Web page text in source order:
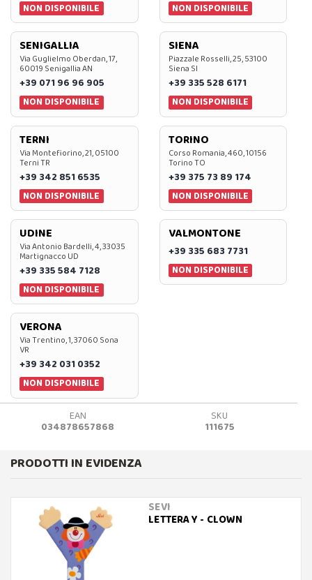
NON DISPONIBILE NON DISPONIBILE
SENIGALLIA
Via Guglielmo Oberdan, 17,
60019 Senigallia AN
+39 071 96 96 905
NON DISPONIBILE
SIENA
Piazzale Rosselli, 25, 53100
Siena SI
+39 335 528 6171
NON DISPONIBILE
TERNI
Via Montefiorino, 21, 05100
Terni TR
+39 342 851 6535
NON DISPONIBILE
TORINO
Corso Romania, 460, 10156
Torino TO
+39 375 73 89 174
NON DISPONIBILE
UDINE
Via Antonio Bardelli, 4, 33035
Martignacco UD
+39 335 584 7128
NON DISPONIBILE
VALMONTONE
+39 335 683 7731
NON DISPONIBILE
VERONA
Via Trentino, 1, 37060 Sona
VR
+39 342 031 0352
NON DISPONIBILE
EAN
034878657868
SKU
111675
PRODOTTI IN EVIDENZA
SEVI
LETTERA Y - CLOWN